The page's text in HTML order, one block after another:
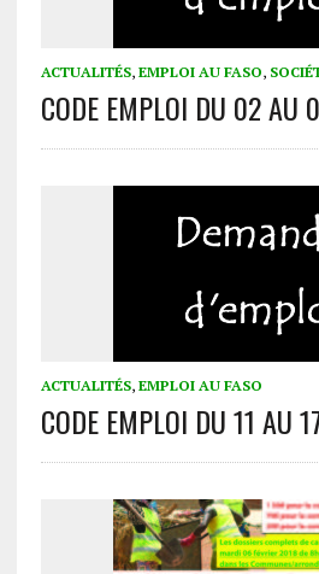
ACTUALITÉS, EMPLOI AU FASO,
CODE EMPLOI DU 02 AU
ACTUALITÉS, EMPLOI AU FASO
CODE EMPLOI DU 11 AU